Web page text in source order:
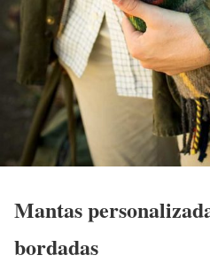
Mantas
bordadas